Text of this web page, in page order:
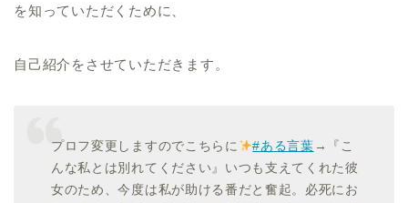
を知っていただくために、
自己紹介をさせていただきます。
プロフ変更しますのでこちらに #ある言葉 →『こ
んな私とは別れてください』いつも支えてくれた彼
女のため、今度は私が助ける番だと奮起。必死にお